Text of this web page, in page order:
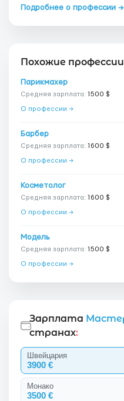
Подробнее о профессии →
Похожие профессии
Парикмахер
Средняя зарплата: 1500 $
О профессии →
Барбер
Средняя зарплата: 1600 $
О профессии →
Косметолог
Средняя зарплата: 1600 $
О профессии →
Модель
Средняя зарплата: 1500 $
О профессии →
Зарплата
странах:
Швейцария
3900 €
Монако
3500 €